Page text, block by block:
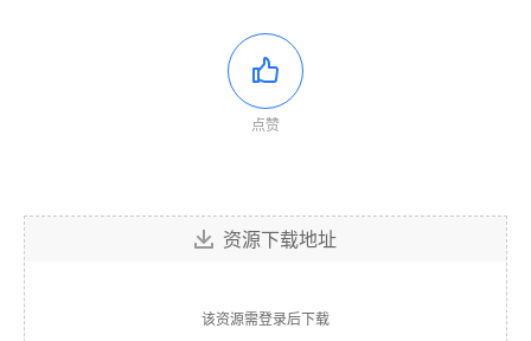
点赞
资源下载地址
该资源需登录后下载